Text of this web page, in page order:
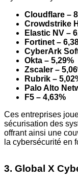
Cloudflare –
Crowdstrike
Elastic NV –
Fortinet –
CyberArk
Okta – 5,29%
Zscaler –
Rubrik –
Palo Alto
F5 – 4,63%
Ces entreprises
sécurisation des
offrant ainsi une
la cybersécurité en
3. Global X